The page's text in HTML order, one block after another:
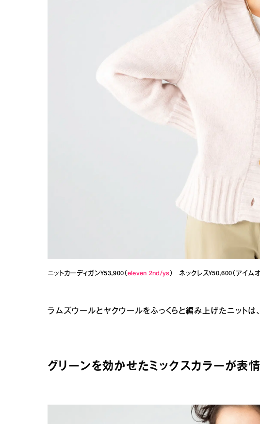
ニットカーディガン¥53,900（ eleven 2nd/ys ） ネックレス¥50,600（アイム
ラムズウールとヤクウールをふっくらと編み上げたニットは
グリーンを効かせたミックスカラーが表